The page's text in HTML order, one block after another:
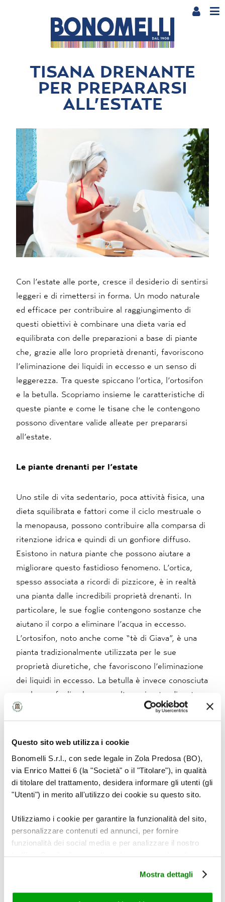
Questo sito web utilizza i cookie
Bonomelli S.r.l., con sede legale in Zola Predosa (BO),
via Enrico Mattei 6 (la "Società" o il "Titolare"), in qualità
di titolare del trattamento, desidera informare gli utenti (gli
"Utenti") in merito all'utilizzo dei cookie su questo sito.
Utilizziamo i cookie per garantire la funzionalità del sito,
personalizzare contenuti ed annunci, per fornire
funzionalità dei social media e per analizzare il nostro
di analisi dei dati web, pubblicità e social media, i quali
potrebbero combinarle con altre informazioni che ha
Mostra dettagli
TISANA DRENANTE
PER PREPARARSI
ALL’ESTATE
Con l’estate alle porte, cresce il desiderio di sentirsi
leggeri e di rimettersi in forma. Un modo naturale
ed efficace per contribuire al raggiungimento di
questi obiettivi è combinare una dieta varia ed
equilibrata con delle preparazioni a base di piante
che, grazie alle loro proprietà drenanti, favoriscono
l’eliminazione dei liquidi in eccesso e un senso di
leggerezza. Tra queste spiccano l’ortica, l’ortosifon
e la betulla. Scopriamo insieme le caratteristiche di
queste piante e come le tisane che le contengono
possono diventare valide alleate per prepararsi
all’estate.
Le piante drenanti per l’estate
Uno stile di vita sedentario, poca attività fisica, una
dieta squilibrata e fattori come il ciclo mestruale o
la menopausa, possono contribuire alla comparsa di
ritenzione idrica e quindi di un gonfiore diffuso.
Esistono in natura piante che possono aiutare a
migliorare questo fastidioso fenomeno. L’ortica,
spesso associata a ricordi di pizzicore, è in realtà
una pianta dalle incredibili proprietà drenanti. In
particolare, le sue foglie contengono sostanze che
aiutano il corpo a eliminare l’acqua in eccesso.
L’ortosifon, noto anche come “tè di Giava”, è una
pianta tradizionalmente utilizzata per le sue
proprietà diuretiche, che favoriscono l’eliminazione
dei liquidi in eccesso. La betulla è invece conosciuta
per le sue foglie che, una volta essiccate, diventano
un prezioso ingrediente grazie alle sue proprietà
Le tisane a base di ortica, ortosifon e betulla sono
un vero toccasana per chi desidera favorire il
gusto. Per questo Bonomelli ha studiato una tisana
proprio a base di questi ingredienti: la
Tisana
gustata sia calda che fredda, una soluzione ideale
quando le temperature esterne cominciano ad